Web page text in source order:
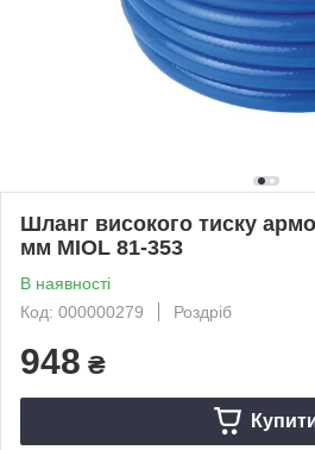
Шланг високого тиску
мм MIOL 81-353
В наявності
Код: 000000279
Роздріб
948 ₴